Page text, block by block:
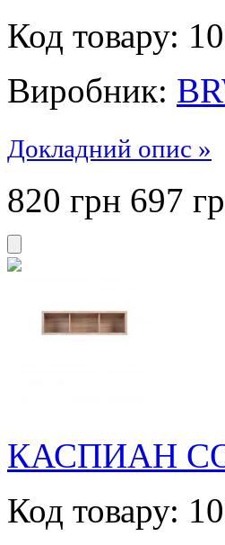
Код товару:
Виробник:
Докладний опис »
820 грн 697
КАСПИАН
Код товару: